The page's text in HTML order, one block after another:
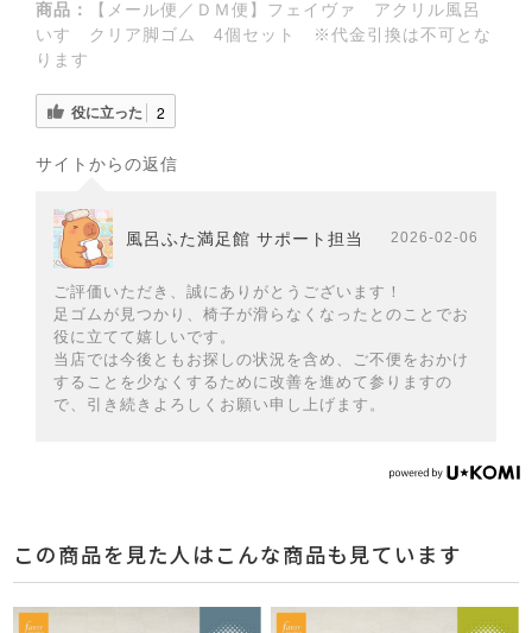
商品：
【メール便／ＤＭ便】フェイヴァ アクリル風呂
いす クリア脚ゴム 4個セット ※代金引換は不可とな
ります
役に立った 2
サイトからの返信
風呂ふた満足館 サポート担当 2026-02-06
ご評価いただき、誠にありがとうございます！
足ゴムが見つかり、椅子が滑らなくなったとのことでお
役に立てて嬉しいです。
当店では今後ともお探しの状況を含め、ご不便をおかけ
することを少なくするために改善を進めて参りますの
で、引き続きよろしくお願い申し上げます。
この商品を見た人はこんな商品も見ています